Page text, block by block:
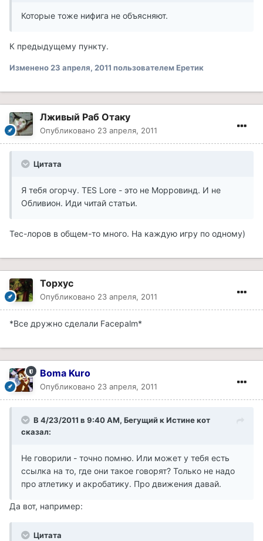
Которые тоже нифига не объясняют.
К предыдущему пункту.
Изменено23 апреля, 2011 пользователем Еретик
Лживый Раб Отаку
Опубликовано 23 апреля, 2011
Цитата
Я тебя огорчу. TES Lore - это не Морровинд. И не
Обливион. Иди читай статьи.
Тес-лоров в общем-то много. На каждую игру по одному)
Topxyc
Опубликовано 23 апреля, 2011
*Все дружно сделали Facepalm*
Boma Kuro
Опубликовано 23 апреля, 2011
В 4/23/2011 в 9:40 AM, Бегущий к Истине кот
сказал:
Не говорили - точно помню. Или может у тебя есть
ссылка на то, где они такое говорят? Только не надо
про атлетику и акробатику. Про движения давай.
Да вот, например:
Цитата